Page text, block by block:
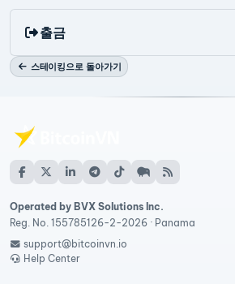
출금
스테이킹으로 돌아가기
Operated by BVX Solutions Inc.
Reg. No. 155785126-2-2026 · Panama
support@bitcoinvn.io
Help Center